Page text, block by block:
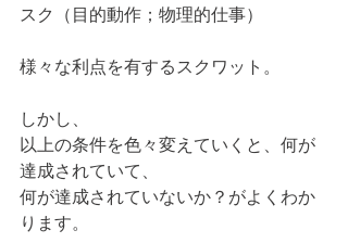
スク（目的動作；物理的仕事）
様々な利点を有するスクワット。
しかし、
以上の条件を色々変えていくと、何が
達成されていて、
何が達成されていないか？がよくわか
ります。